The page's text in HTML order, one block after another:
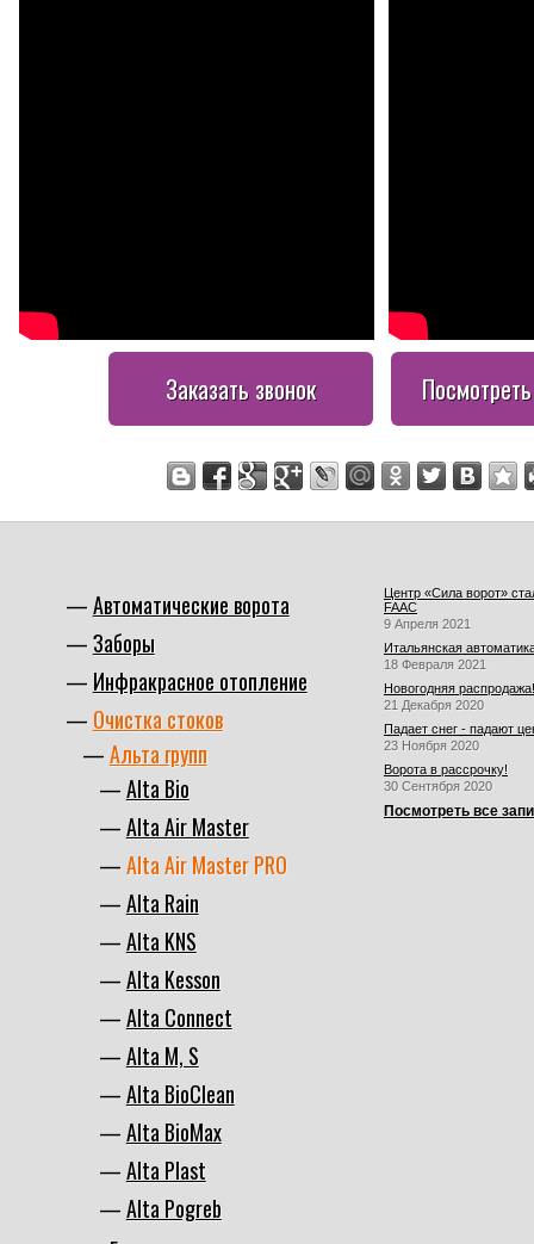
Заказать звонок
Автоматические ворота
Заборы
Инфракрасное отопление
Очистка стоков
Альта групп
Alta Bio
Alta Air Master
Alta Air Master PRO
Alta Rain
Alta KNS
Alta Kesson
Alta Connect
Alta M, S
Alta BioClean
Alta BioMax
Alta Plast
Alta Pogreb
Центр «Сила ворот»
FAAC
9 Апреля 2021
Итальянская
18 Февраля 2021
Новогодняя распродажа!
21 Декабря 2020
Падает снег - падают
23 Ноября 2020
Ворота в рассрочку!
30 Сентября 2020
Посмотреть все